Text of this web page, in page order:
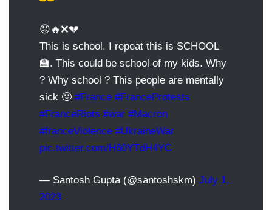
😡🔥❌💔
This is school. I repeat this is SCHOOL
🏫. This could be school of my kids. Why
? Why school ? This people are mentally
sick 🤢 #France #FranceProtests
#FranceRiots #war #Macron
#franceViolence #UkraineWar
pic.twitter.com/H60YTdH4YC
— Santosh Gupta (@santoshskm) July 1,
2023